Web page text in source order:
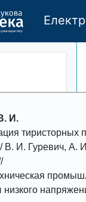
універси тету
И.
тиристорных
/ В. И. Гуревич, А.